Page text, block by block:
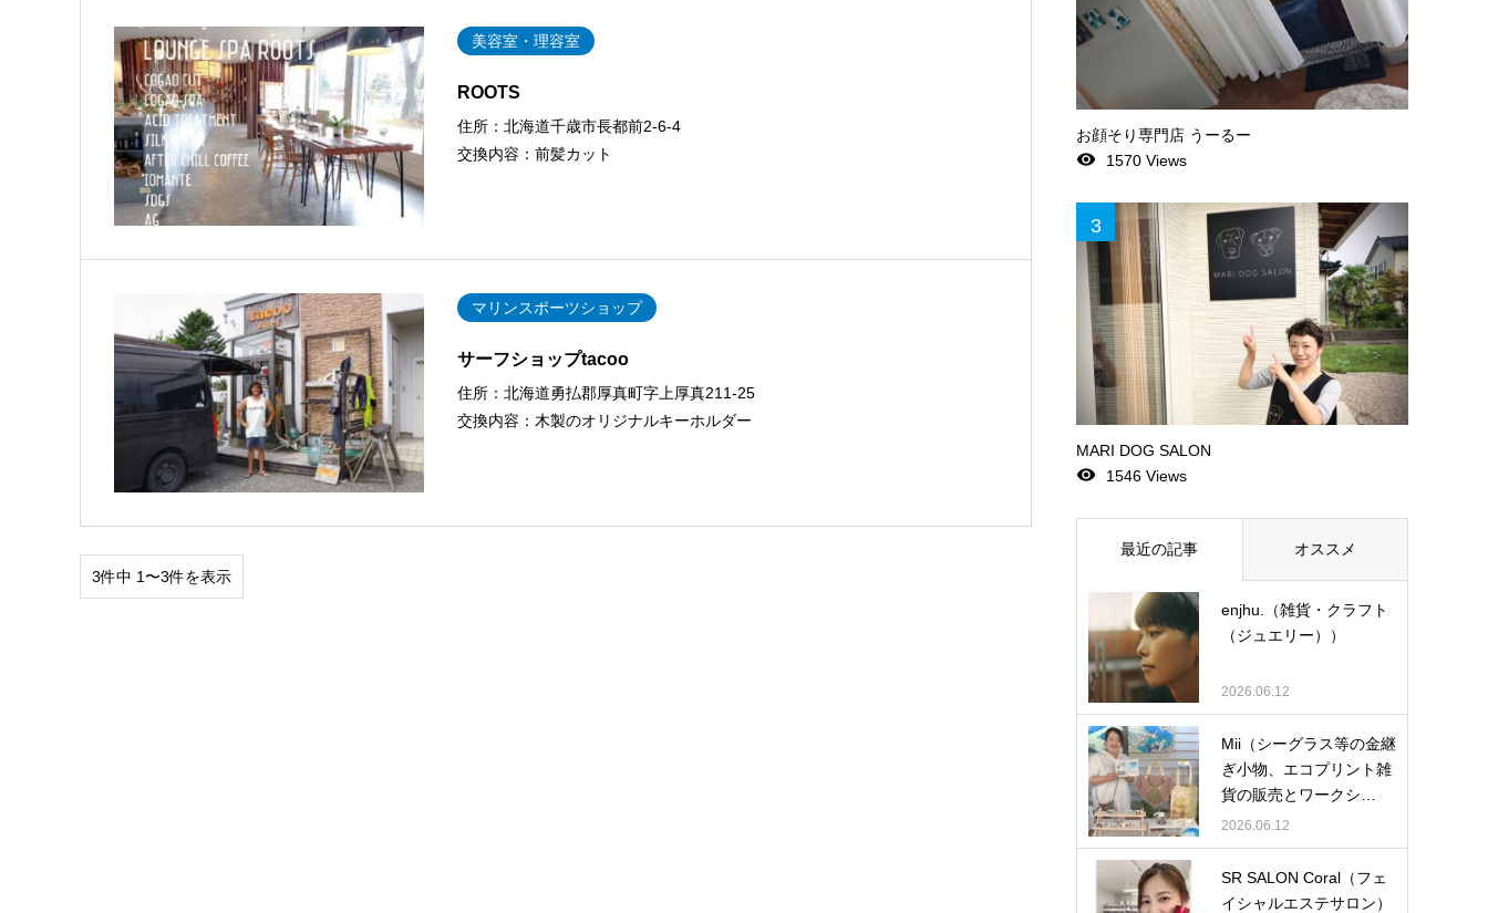
美容室・理容室
ROOTS
住所：北海道千歳市長都前2-6-4
交換内容：前髪カット
マリンスポーツショップ
サーフショップtacoo
住所：北海道勇払郡厚真町字上厚真211-25
交換内容： 木製のオリジナルキーホルダー
3件中 1〜3件を表示
お顔そり専門店 うーるー
remove_red_eye 1570 Views
3
MARI DOG SALON
remove_red_eye 1546 Views
最近の記事 オススメ
enjhu.（雑貨・クラフト
（ジュエリー））
2026.06.12
Mii（シーグラス等の金継
ぎ小物、エコプリント雑
貨の販売とワークシ…
2026.06.12
SR SALON Coral（フェ
イシャルエステサロン）